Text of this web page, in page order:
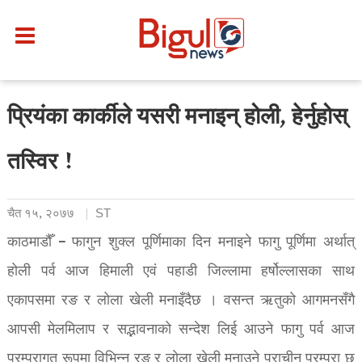
प्रियंका कार्कीले यसरी मनाइन् होली, हेर्नुहोस्
तस्विर !
चैत १५, २०७७ ST
काठमाडौँ – फागुन शुक्ल पूर्णिमाका दिन मनाइने फागु पूर्णिमा अर्थात्
होली पर्व आज हिमाली एवं पहाडी जिल्लामा हर्षोल्लासका साथ
एकापसमा रङ र लोला खेली मनाइँदैछ । वसन्त ऋतुको आगमनसँगै
आपसी मेलमिलाप र सद्भावनाको सन्देश लिई आउने फागु पर्व आज